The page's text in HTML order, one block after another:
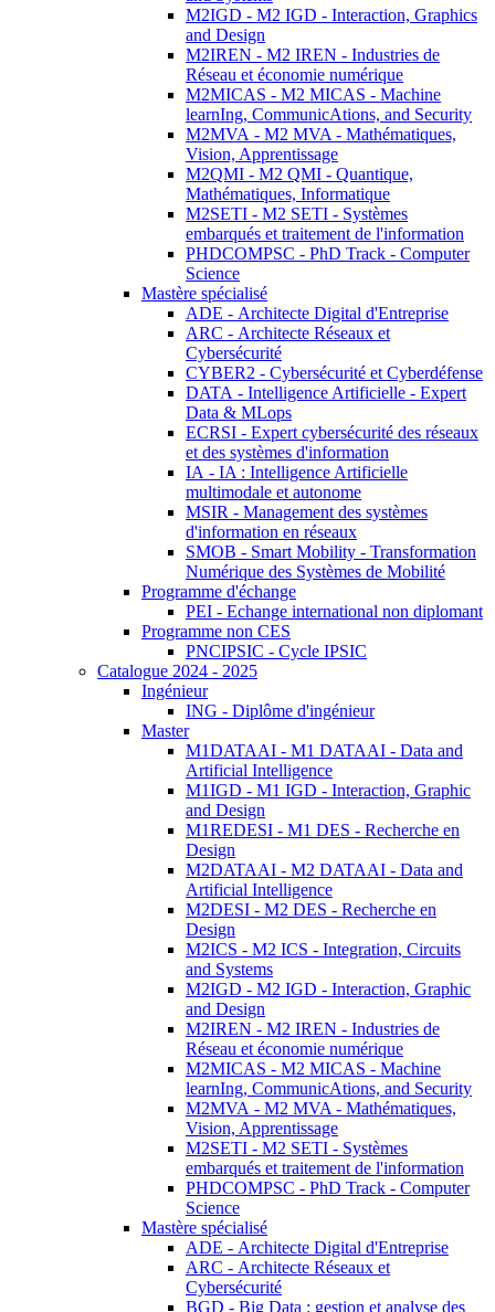
M2IGD - M2 IGD - Interaction, Graphics
and Design
M2IREN - M2 IREN - Industries de
Réseau et économie numérique
M2MICAS - M2 MICAS - Machine
learnIng, CommunicAtions, and Security
M2MVA - M2 MVA - Mathématiques,
Vision, Apprentissage
M2QMI - M2 QMI - Quantique,
Mathématiques, Informatique
M2SETI - M2 SETI - Systèmes
embarqués et traitement de l'information
PHDCOMPSC - PhD Track - Computer
Science
Mastère spécialisé
ADE - Architecte Digital d'Entreprise
ARC - Architecte Réseaux et
Cybersécurité
CYBER2 - Cybersécurité et Cyberdéfense
DATA - Intelligence Artificielle - Expert
Data & MLops
ECRSI - Expert cybersécurité des réseaux
et des systèmes d'information
IA - IA : Intelligence Artificielle
multimodale et autonome
MSIR - Management des systèmes
d'information en réseaux
SMOB - Smart Mobility - Transformation
Numérique des Systèmes de Mobilité
Programme d'échange
PEI - Echange international non diplomant
Programme non CES
PNCIPSIC - Cycle IPSIC
Catalogue 2024 - 2025
Ingénieur
ING - Diplôme d'ingénieur
Master
M1DATAAI - M1 DATAAI - Data and
Artificial Intelligence
M1IGD - M1 IGD - Interaction, Graphic
and Design
M1REDESI - M1 DES - Recherche en
Design
M2DATAAI - M2 DATAAI - Data and
Artificial Intelligence
M2DESI - M2 DES - Recherche en
Design
M2ICS - M2 ICS - Integration, Circuits
and Systems
M2IGD - M2 IGD - Interaction, Graphic
and Design
M2IREN - M2 IREN - Industries de
Réseau et économie numérique
M2MICAS - M2 MICAS - Machine
learnIng, CommunicAtions, and Security
M2MVA - M2 MVA - Mathématiques,
Vision, Apprentissage
M2SETI - M2 SETI - Systèmes
embarqués et traitement de l'information
PHDCOMPSC - PhD Track - Computer
Science
Mastère spécialisé
ADE - Architecte Digital d'Entreprise
ARC - Architecte Réseaux et
Cybersécurité
BGD - Big Data : gestion et analyse des